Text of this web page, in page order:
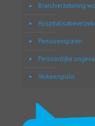
Brandverzekering
Pensioensparen
Persoonlijke
Verkeerspolis